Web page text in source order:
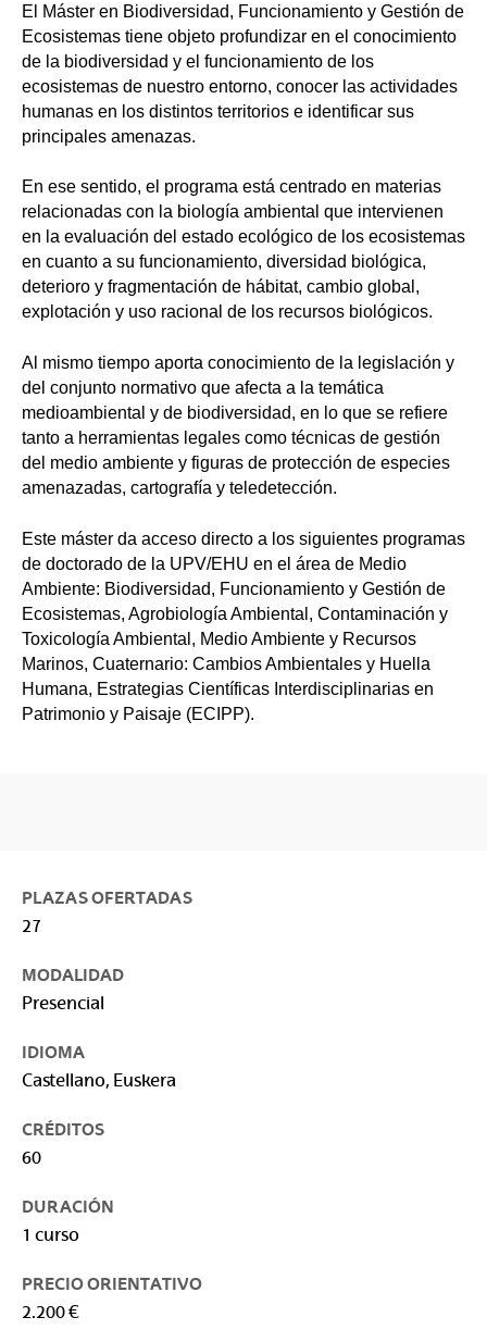
El Máster en Biodiversidad, Funcionamiento y Gestión de
Ecosistemas tiene objeto profundizar en el conocimiento
de la biodiversidad y el funcionamiento de los
ecosistemas de nuestro entorno, conocer las actividades
humanas en los distintos territorios e identificar sus
principales amenazas.
En ese sentido, el programa está centrado en materias
relacionadas con la biología ambiental que intervienen
en la evaluación del estado ecológico de los ecosistemas
en cuanto a su funcionamiento, diversidad biológica,
deterioro y fragmentación de hábitat, cambio global,
explotación y uso racional de los recursos biológicos.
Al mismo tiempo aporta conocimiento de la legislación y
del conjunto normativo que afecta a la temática
medioambiental y de biodiversidad, en lo que se refiere
tanto a herramientas legales como técnicas de gestión
del medio ambiente y figuras de protección de especies
amenazadas, cartografía y teledetección.
Este máster da acceso directo a los siguientes programas
de doctorado de la UPV/EHU en el área de Medio
Ambiente: Biodiversidad, Funcionamiento y Gestión de
Ecosistemas, Agrobiología Ambiental, Contaminación y
Toxicología Ambiental, Medio Ambiente y Recursos
Marinos, Cuaternario: Cambios Ambientales y Huella
Humana, Estrategias Científicas Interdisciplinarias en
Patrimonio y Paisaje (ECIPP).
PLAZAS OFERTADAS
27
MODALIDAD
Presencial
IDIOMA
Castellano, Euskera
CRÉDITOS
60
DURACIÓN
1 curso
PRECIO ORIENTATIVO
2.200 €